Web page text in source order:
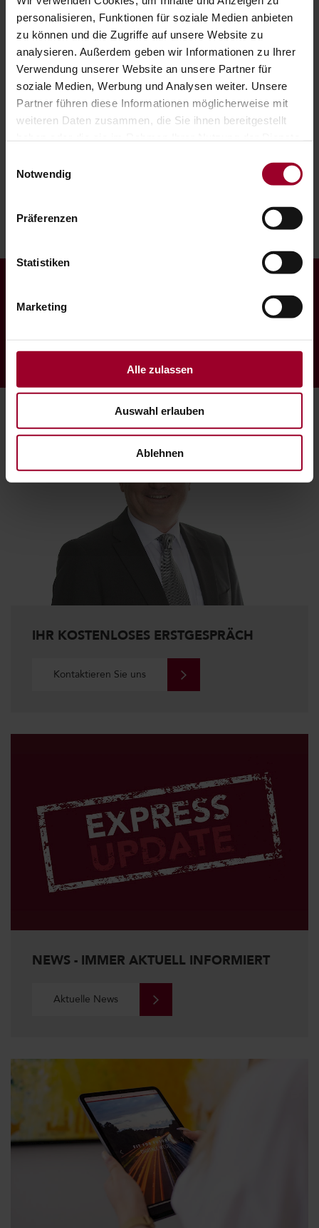
personalisieren, Funktionen für soziale Medien anbieten
zu können und die Zugriffe auf unsere Website zu
analysieren. Außerdem geben wir Informationen zu Ihrer
Verwendung unserer Website an unsere Partner für
soziale Medien, Werbung und Analysen weiter. Unsere
Partner führen diese Informationen möglicherweise mit
weiteren Daten zusammen, die Sie ihnen bereitgestellt
Impressum
Notwendig
Präferenzen
Statistiken
Marketing
Alle zulassen
Auswahl erlauben
Ablehnen
Mehr erfahren
DIGITALE PERSONALVERRECHNUNG
Mehr erfahren
DIGITALE PROZESSOPTIMIERUNG
Wege entstehen dadurch, dass man
IHR KOSTENLOSES ERSTGESPRÄCH
Kontaktieren Sie uns
NEWS - IMMER AKTUELL INFORMIERT
Aktuelle News